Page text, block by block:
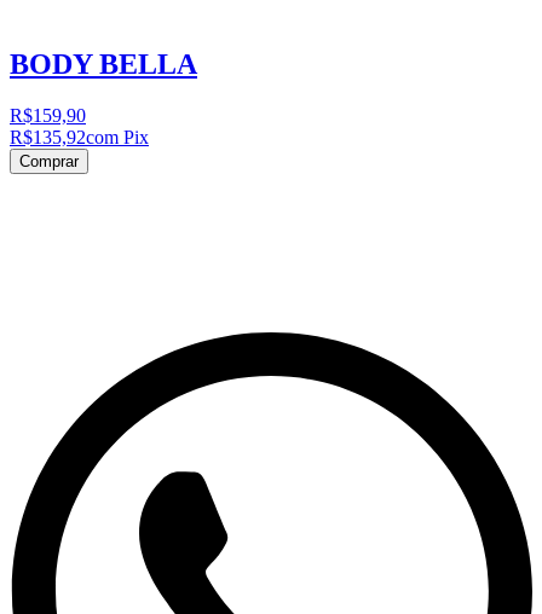
BODY BELLA
R$159,90
R$135,92com Pix
Comprar